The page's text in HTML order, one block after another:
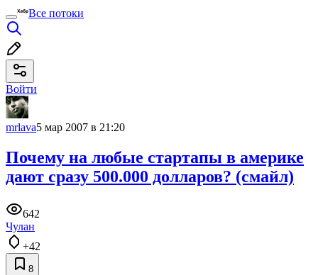
Все потоки
Войти
mrlava5 мар 2007 в 21:20
Почему на любые стартапы в америке
дают сразу 500.000 долларов? (смайл)
642
Чулан
+42
8